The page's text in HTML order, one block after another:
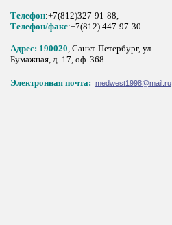
Телефон:+7(812)327-91-88,
Tелефон/факс:+7(812) 447-97-30
Адрес: 190020, Санкт-Петербург, ул.
Бумажная, д. 17, оф. 368.
Электронная почта: medwest1998@mail.ru